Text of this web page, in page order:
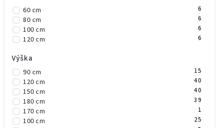
60 cm 6
80 cm 6
100 cm 6
120 cm 6
Výška
90 cm 15
120 cm 40
150 cm 40
180 cm 39
170 cm 1
100 cm 25